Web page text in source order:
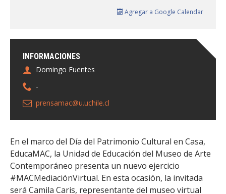
INFORMACIONES
Domingo Fuentes
-
prensamac@u.uchile.cl
Agregar a Google Calendar
En el marco del Día del Patrimonio Cultural en Casa,
EducaMAC, la Unidad de Educación del Museo de Arte
Contemporáneo presenta un nuevo ejercicio
#MACMediaciónVirtual. En esta ocasión, la invitada
será Camila Caris, representante del museo virtual